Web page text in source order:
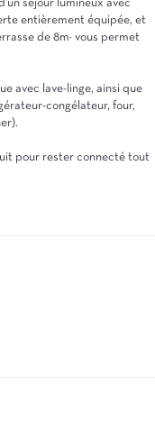
séjour lumineux avec
entièrement équipée, et
de 8m² vous permet
avec lave-linge, ainsi que
congélateur, four,
pour rester connecté tout